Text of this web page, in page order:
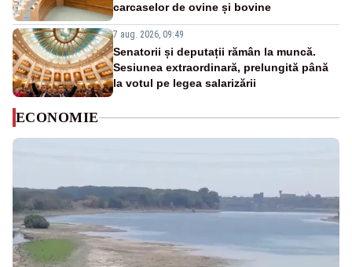
carcaselor de ovine și bovine
7 aug. 2026, 09:49
Senatorii și deputații rămân la muncă.
Sesiunea extraordinară, prelungită până
la votul pe legea salarizării
ECONOMIE